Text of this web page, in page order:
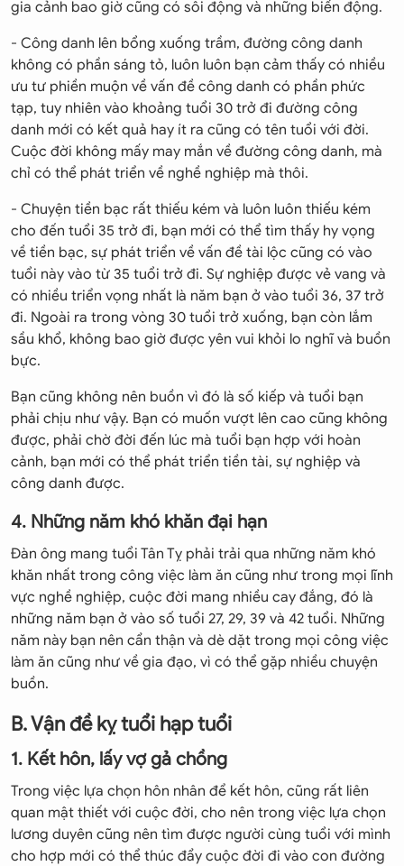
gia cảnh bao giờ cũng có sôi động và những biến động.
- Công danh lên bổng xuống trầm, đường công danh
không có phần sáng tỏ, luôn luôn bạn cảm thấy có nhiều
ưu tư phiền muộn về vấn đề công danh có phần phức
tạp, tuy nhiên vào khoảng tuổi 30 trở đi đường công
danh mới có kết quả hay ít ra cũng có tên tuổi với đời.
Cuộc đời không mấy may mắn về đường công danh, mà
chỉ có thể phát triển về nghề nghiệp mà thôi.
- Chuyện tiền bạc rất thiếu kém và luôn luôn thiếu kém
cho đến tuổi 35 trở đi, bạn mới có thể tìm thấy hy vọng
về tiền bạc, sự phát triển về vấn đề tài lộc cũng có vào
tuổi này vào từ 35 tuổi trở đi. Sự nghiệp được vẻ vang và
có nhiều triển vọng nhất là năm bạn ở vào tuổi 36, 37 trở
đi. Ngoài ra trong vòng 30 tuổi trở xuống, bạn còn lắm
sầu khổ, không bao giờ được yên vui khỏi lo nghĩ và buồn
bực.
Bạn cũng không nên buồn vì đó là số kiếp và tuổi bạn
phải chịu như vậy. Bạn có muốn vượt lên cao cũng không
được, phải chờ đời đến lúc mà tuổi bạn hợp với hoàn
cảnh, bạn mới có thể phát triển tiền tài, sự nghiệp và
công danh được.
4. Những năm khó khăn đại hạn
Đàn ông mang tuổi Tân Tỵ phải trải qua những năm khó
khăn nhất trong công việc làm ăn cũng như trong mọi lĩnh
vực nghề nghiệp, cuộc đời mang nhiều cay đắng, đó là
những năm bạn ở vào số tuổi 27, 29, 39 và 42 tuổi. Những
năm này bạn nên cẩn thận và dè dặt trong mọi công việc
làm ăn cũng như về gia đạo, vì có thể gặp nhiều chuyện
buồn.
B. Vận đề kỵ tuổi hạp tuổi
1. Kết hôn, lấy vợ gả chồng
Trong việc lựa chọn hôn nhân để kết hôn, cũng rất liên
quan mật thiết với cuộc đời, cho nên trong việc lựa chọn
lương duyên cũng nên tìm được người cùng tuổi với mình
cho hợp mới có thể thúc đẩy cuộc đời đi vào con đường